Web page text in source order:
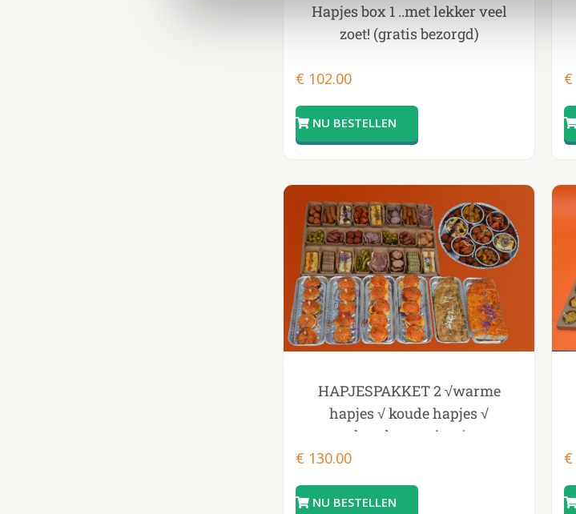
Hapjes box 1 ..met lekker veel
zoet! (gratis bezorgd)
€ 102.00 €
HAPJESPAKKET 2 √warme
hapjes √ koude hapjes √
hamburgertjes √
cheeseburgertjes √ tomaat en
knoflookbrood
€ 130.00
€